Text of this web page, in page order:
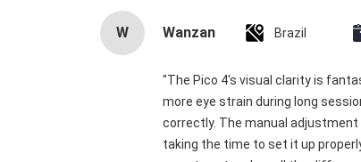
W Wanzan Brazil
"The Pico 4's visual clarity is
more eye strain during long
correctly. The manual
taking the time to set it up